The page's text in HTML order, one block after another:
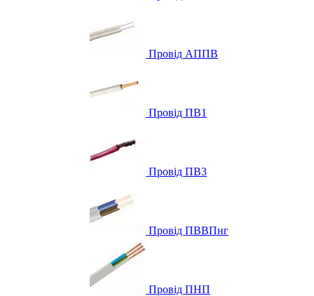
Провід АППВ
Провід ПВ1
Провід ПВ3
Провід ПВВПнг
Провід ПНП